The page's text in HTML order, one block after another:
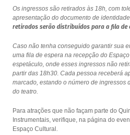
Os ingressos são retirados às 18h, com
apresentação do documento de
retirados serão distribuídos para a fila de
Caso não tenha conseguido garantir sua
uma fila de espera na recepção do
espetáculo, onde esses ingressos não
partir das 18h30. Cada pessoa receberá
marcado, estando o número de ingressos
do teatro.
Para atrações que não façam parte do
Instrumentais, verifique, na página do
Espaço Cultural.